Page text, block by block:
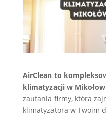
AirClean to
klimatyzacji w
zaufania firmy, która
klimatyzatora w Twoim